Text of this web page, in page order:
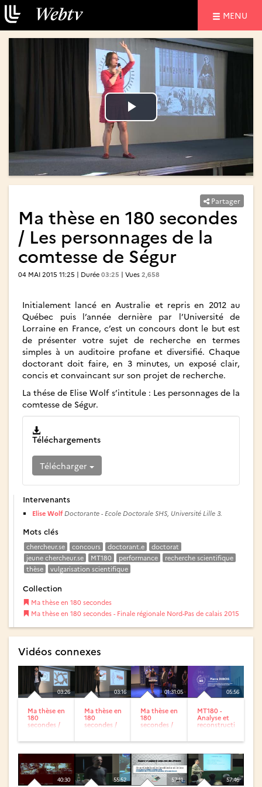
MENU
Lire
la
vidéo
Lire
la
vidéo
Partager
Ma thèse en 180 secondes
/ Les personnages de la
comtesse de Ségur
04 MAI 2015 11:25 | Durée 03:25 | Vues 2,658
Initialement lancé en Australie et repris en 2012 au
Québec puis l’année dernière par l’Université de
Lorraine en France, c’est un concours dont le but est
de présenter votre sujet de recherche en termes
simples à un auditoire profane et diversifié. Chaque
doctorant doit faire, en 3 minutes, un exposé clair,
concis et convaincant sur son projet de recherche.
La thése de Elise Wolf s’intitule : Les personnages de la
comtesse de Ségur.
Téléchargements
Télécharger
Intervenants
Elise Wolf Doctorante - Ecole Doctorale SHS, Université Lille 3.
Mots clés
chercheur.se concours doctorant.e
doctorat
jeune chercheur.se
MT180 performance
recherche scientifique
thèse
vulgarisation scientifique
Collection
Ma thèse en 180 secondes
Ma thèse en 180 secondes - Finale régionale Nord-Pas de calais 2015
Vidéos connexes
03:26
Ma thèse en
180
secondes /
militantisme
03:16
Ma thèse en
180
secondes /
01:31:05
Ma thèse en
180
secondes /
France
2020
05:56
MT180 -
Analyse et
reconstruction
pour...
40:30 55:52 57:11 57:46